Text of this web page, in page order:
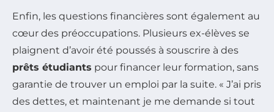
Enfin, les questions financières sont également au
cœur des préoccupations. Plusieurs ex-élèves se
plaignent d’avoir été poussés à souscrire à des
prêts étudiants pour financer leur formation, sans
garantie de trouver un emploi par la suite. « J’ai pris
des dettes, et maintenant je me demande si tout